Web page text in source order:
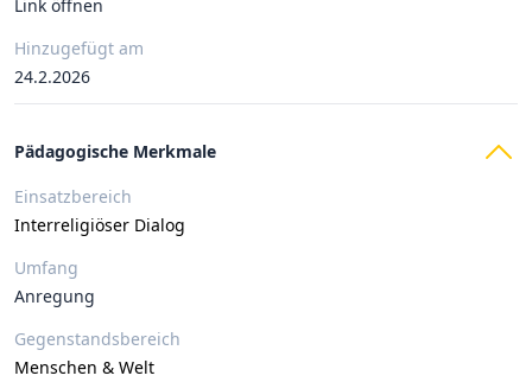
Link öffnen
Hinzugefügt am
24.2.2026
Pädagogische Merkmale
Einsatzbereich
Interreligiöser Dialog
Umfang
Anregung
Gegenstandsbereich
Menschen & Welt